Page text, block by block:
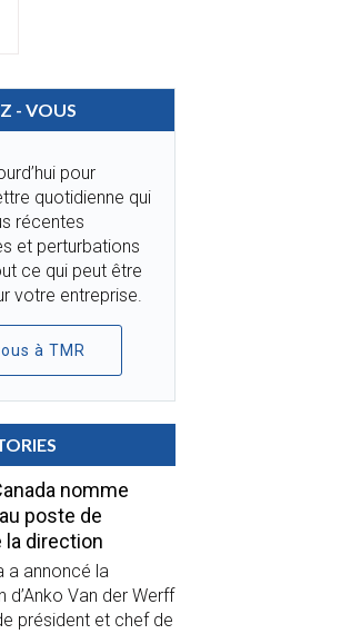
- VOUS
pour
quotidienne qui
récentes
et perturbations
ce qui peut être
votre entreprise.
à TMR
nomme
poste de
direction
a annoncé la
d’Anko Van der Werff
président et chef de